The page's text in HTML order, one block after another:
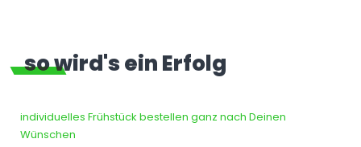
so wird's ein Erfolg
individuelles Frühstück bestellen ganz nach Deinen
Wünschen